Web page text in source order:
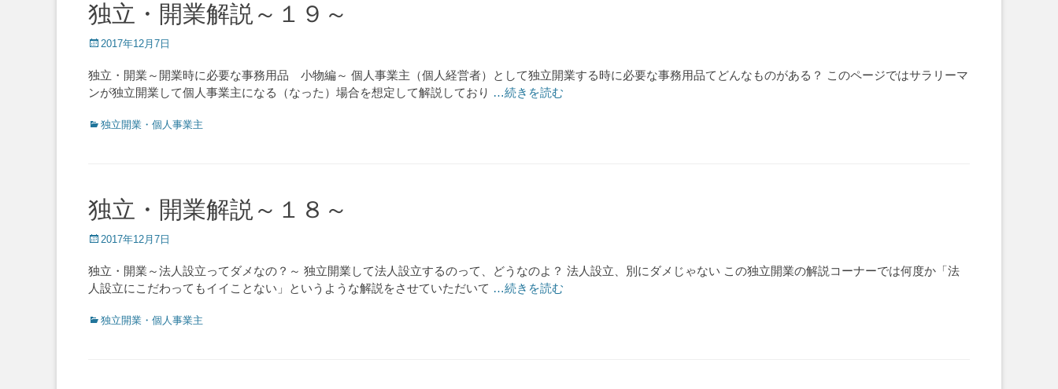
独立・開業解説～１９～
Posted
2017年12月7日
独立・開業～開業時に必要な事務用品 小物編～ 個人事業主（個人経営者）として独立開業する時に必要な事務用品てどんなものがある？ このページではサラリーマ
ンが独立開業して個人事業主になる（なった）場合を想定して解説しており …続きを読む
Categories
独立開業・個人事業主
独立・開業解説～１８～
Posted
2017年12月7日
独立・開業～法人設立ってダメなの？～ 独立開業して法人設立するのって、どうなのよ？ 法人設立、別にダメじゃない この独立開業の解説コーナーでは何度か「法
人設立にこだわってもイイことない」というような解説をさせていただいて …続きを読む
Categories
独立開業・個人事業主